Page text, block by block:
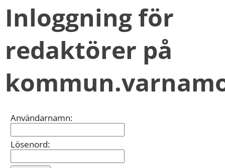
Inloggning för
redaktörer på
Inloggning
Användarnamn:
Lösenord:
(obligatorisk)
kan
informationen
bättre
dig?
Webbadress